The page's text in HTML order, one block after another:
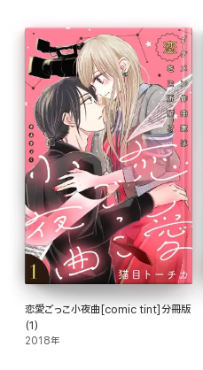
恋愛ごっこ小夜曲[comic tint]分冊版
(1)
2018年